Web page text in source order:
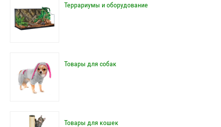
Террариумы и оборудование
Товары для собак
Товары для кошек